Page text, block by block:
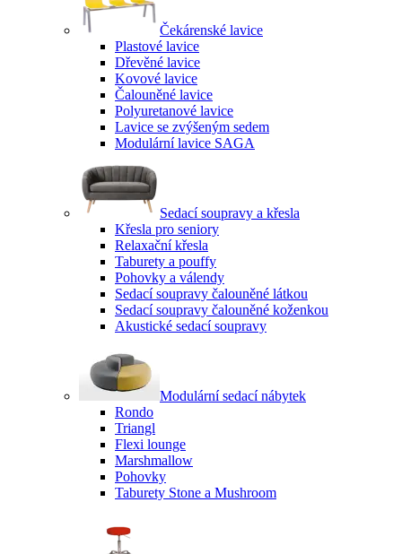
Čekárenské lavice
Plastové lavice
Dřevěné lavice
Kovové lavice
Čalouněné lavice
Polyuretanové lavice
Lavice se zvýšeným sedem
Modulární lavice SAGA
Sedací soupravy a křesla
Křesla pro seniory
Relaxační křesla
Taburety a pouffy
Pohovky a válendy
Sedací soupravy čalouněné látkou
Sedací soupravy čalouněné koženkou
Akustické sedací soupravy
Modulární sedací nábytek
Rondo
Triangl
Flexi lounge
Marshmallow
Pohovky
Taburety Stone a Mushroom